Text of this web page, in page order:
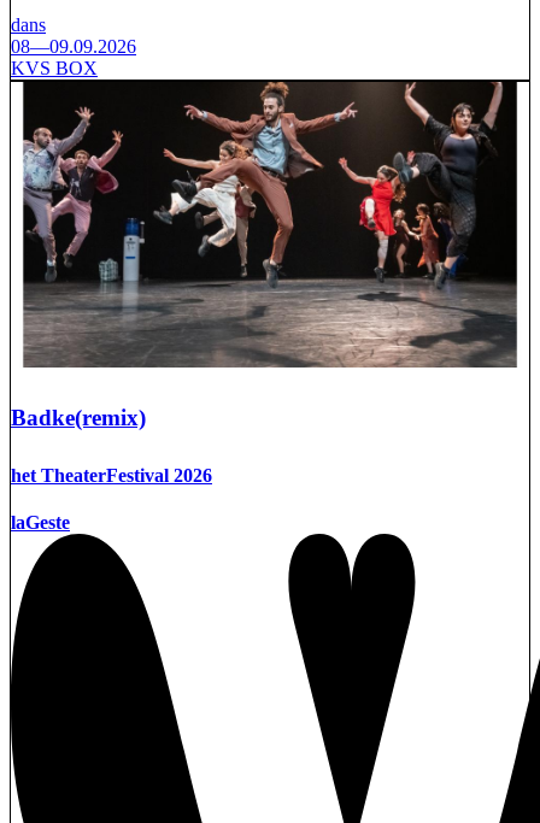
dans
08—09.09.2026
KVS BOX
Badke(remix)
het TheaterFestival 2026
laGeste